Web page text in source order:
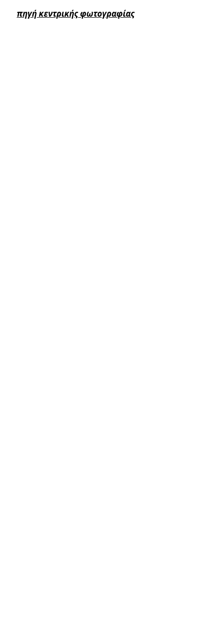
πηγή κεντρικής φωτογραφίας